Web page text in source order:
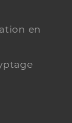
en